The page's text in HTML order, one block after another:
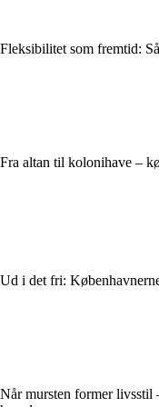
Fleksibilitet som fremtid:
Fra altan til kolonihave –
Ud i det fri:
Når mursten former livsstil